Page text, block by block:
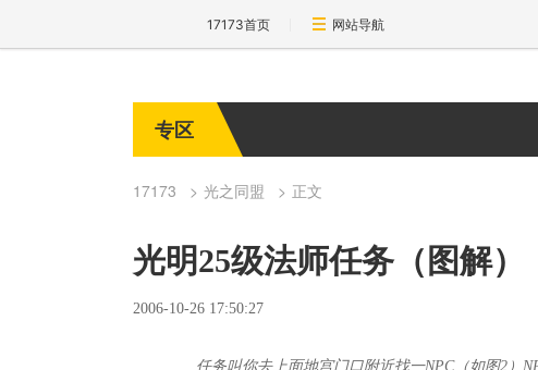
17173首页 网站导航
专区
17173 光之同盟 正文
光明25级法师任务（图解）
2006-10-26 17:50:27
任务叫你去上面地宫门口附近找一NPC（如图2）